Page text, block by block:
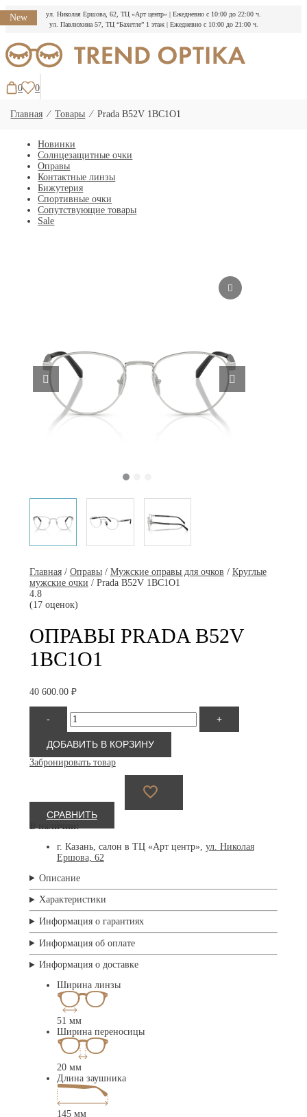
ул. Николая Ершова, 62, ТЦ «Арт центр» | Ежедневно с 10:00 до 22:00 ч.
ул. Павлюхина 57, ТЦ “Бахетле” 1 этаж | Ежедневно с 10:00 до 21:00 ч.
к
содержимому
0 0
Главная ⁄Товары ⁄Prada B52V 1BC1O1
Новинки
Солнцезащитные очки
Оправы
Контактные линзы
Бижутерия
Спортивные очки
Сопутствующие товары
Sale
New
Главная/ Оправы/ Мужские оправы для очков / Круглые
мужские очки / Prada B52V 1BC1O1
4.8
(17 оценок)
ОПРАВЫ PRADA B52V
1BC1O1
40 600.00 ₽
-
Количество
товара
Prada
B52V
1BC1O1
+
ДОБАВИТЬ В КОРЗИНУ
Забронировать товар
СРАВНИТЬ
В наличии:
г. Казань, салон в ТЦ «Арт центр», ул. Николая
Ершова, 62
Описание
Характеристики
Информация о гарантиях
Информация об оплате
Информация о доставке
Ширина линзы
51 мм
Ширина переносицы
20 мм
Длина заушника
145 мм